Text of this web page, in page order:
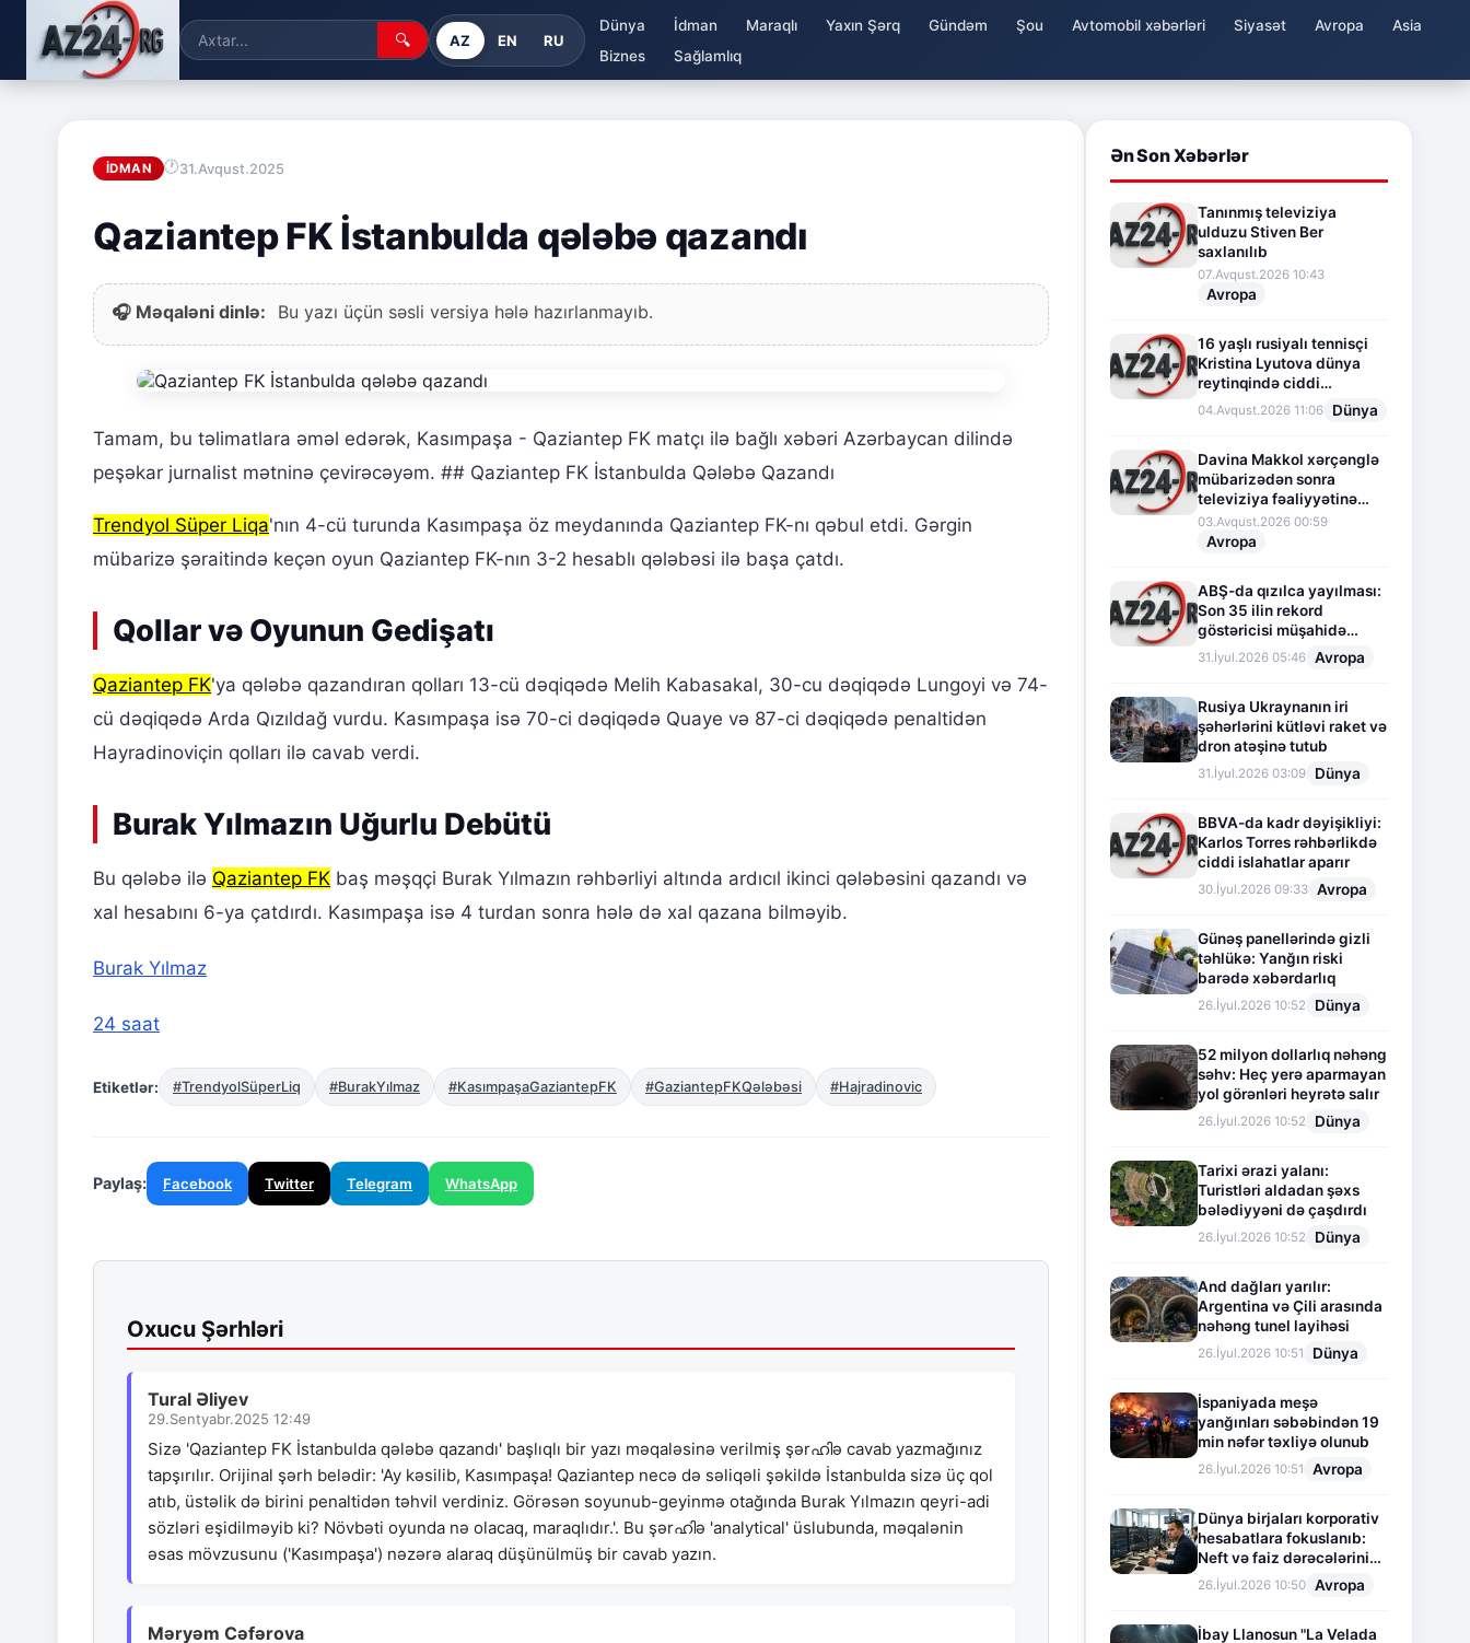
🔍 AZ EN RU
Dünya İdman Maraqlı Yaxın Şərq Gündəm Şou Avtomobil xəbərləri Siyasət Avropa
Asia
Biznes
Sağlamlıq
İDMAN 31.Avqust.2025
Qaziantep FK İstanbulda qələbə qazandı
🎧 Məqaləni dinlə: Bu yazı üçün səsli versiya hələ hazırlanmayıb.
Tamam, bu təlimatlara əməl edərək, Kasımpaşa - Qaziantep FK matçı ilə bağlı xəbəri Azərbaycan dilində
peşəkar jurnalist mətninə çevirəcəyəm. ## Qaziantep FK İstanbulda Qələbə Qazandı
Trendyol Süper Liqa'nın 4-cü turunda Kasımpaşa öz meydanında Qaziantep FK-nı qəbul etdi. Gərgin
mübarizə şəraitində keçən oyun Qaziantep FK-nın 3-2 hesablı qələbəsi ilə başa çatdı.
Qollar və Oyunun Gedişatı
Qaziantep FK'ya qələbə qazandıran qolları 13-cü dəqiqədə Melih Kabasakal, 30-cu dəqiqədə Lungoyi və 74-
cü dəqiqədə Arda Qızıldağ vurdu. Kasımpaşa isə 70-ci dəqiqədə Quaye və 87-ci dəqiqədə penaltidən
Hayradinoviçin qolları ilə cavab verdi.
Burak Yılmazın Uğurlu Debütü
Bu qələbə ilə Qaziantep FK baş məşqçi Burak Yılmazın rəhbərliyi altında ardıcıl ikinci qələbəsini qazandı və
xal hesabını 6-ya çatdırdı. Kasımpaşa isə 4 turdan sonra hələ də xal qazana bilməyib.
Burak Yılmaz
24 saat
Etiketlər: #TrendyolSüperLiq #BurakYılmaz #KasımpaşaGaziantepFK #GaziantepFKQələbəsi #Hajradinovic
Paylaş: Facebook Twitter Telegram WhatsApp
Oxucu Şərhləri
Tural Əliyev
29.Sentyabr.2025 12:49
Sizə 'Qaziantep FK İstanbulda qələbə qazandı' başlıqlı bir yazı məqaləsinə verilmiş şərഹിə cavab yazmağınız
tapşırılır. Orijinal şərh belədir: 'Ay kəsilib, Kasımpaşa! Qaziantep necə də səliqəli şəkildə İstanbulda sizə üç qol
atıb, üstəlik də birini penaltidən təhvil verdiniz. Görəsən soyunub-geyinmə otağında Burak Yılmazın qeyri-adi
sözləri eşidilməyib ki? Növbəti oyunda nə olacaq, maraqlıdır.'. Bu şərഹിə 'analytical' üslubunda, məqalənin
əsas mövzusunu ('Kasımpaşa') nəzərə alaraq düşünülmüş bir cavab yazın.
Məryəm Cəfərova
Ən Son Xəbərlər
Tanınmış televiziya
ulduzu Stiven Ber
saxlanılıb
07.Avqust.2026 10:43
Avropa
16 yaşlı rusiyalı tennisçi
Kristina Lyutova dünya
reytinqində ciddi
irəliləyişə imza atdı
04.Avqust.2026 11:06 Dünya
Davina Makkol xərçənglə
mübarizədən sonra
televiziya fəaliyyətinə
fasilə verir
03.Avqust.2026 00:59
Avropa
ABŞ-da qızılca yayılması:
Son 35 ilin rekord
göstəricisi müşahidə
olunur
31.İyul.2026 05:46 Avropa
Rusiya Ukraynanın iri
şəhərlərini kütləvi raket və
dron atəşinə tutub
31.İyul.2026 03:09 Dünya
BBVA-da kadr dəyişikliyi:
Karlos Torres rəhbərlikdə
ciddi islahatlar aparır
30.İyul.2026 09:33 Avropa
Günəş panellərində gizli
təhlükə: Yanğın riski
barədə xəbərdarlıq
26.İyul.2026 10:52 Dünya
52 milyon dollarlıq nəhəng
səhv: Heç yerə aparmayan
yol görənləri heyrətə salır
26.İyul.2026 10:52 Dünya
Tarixi ərazi yalanı:
Turistləri aldadan şəxs
bələdiyyəni də çaşdırdı
26.İyul.2026 10:52 Dünya
And dağları yarılır:
Argentina və Çili arasında
nəhəng tunel layihəsi
26.İyul.2026 10:51 Dünya
İspaniyada meşə
yanğınları səbəbindən 19
min nəfər təxliyə olunub
26.İyul.2026 10:51 Avropa
Dünya birjaları korporativ
hesabatlara fokuslanıb:
Neft və faiz dərəcələrinin
təsiri altında cari vəziyyət
26.İyul.2026 10:50 Avropa
İbay Llanosun "La Velada